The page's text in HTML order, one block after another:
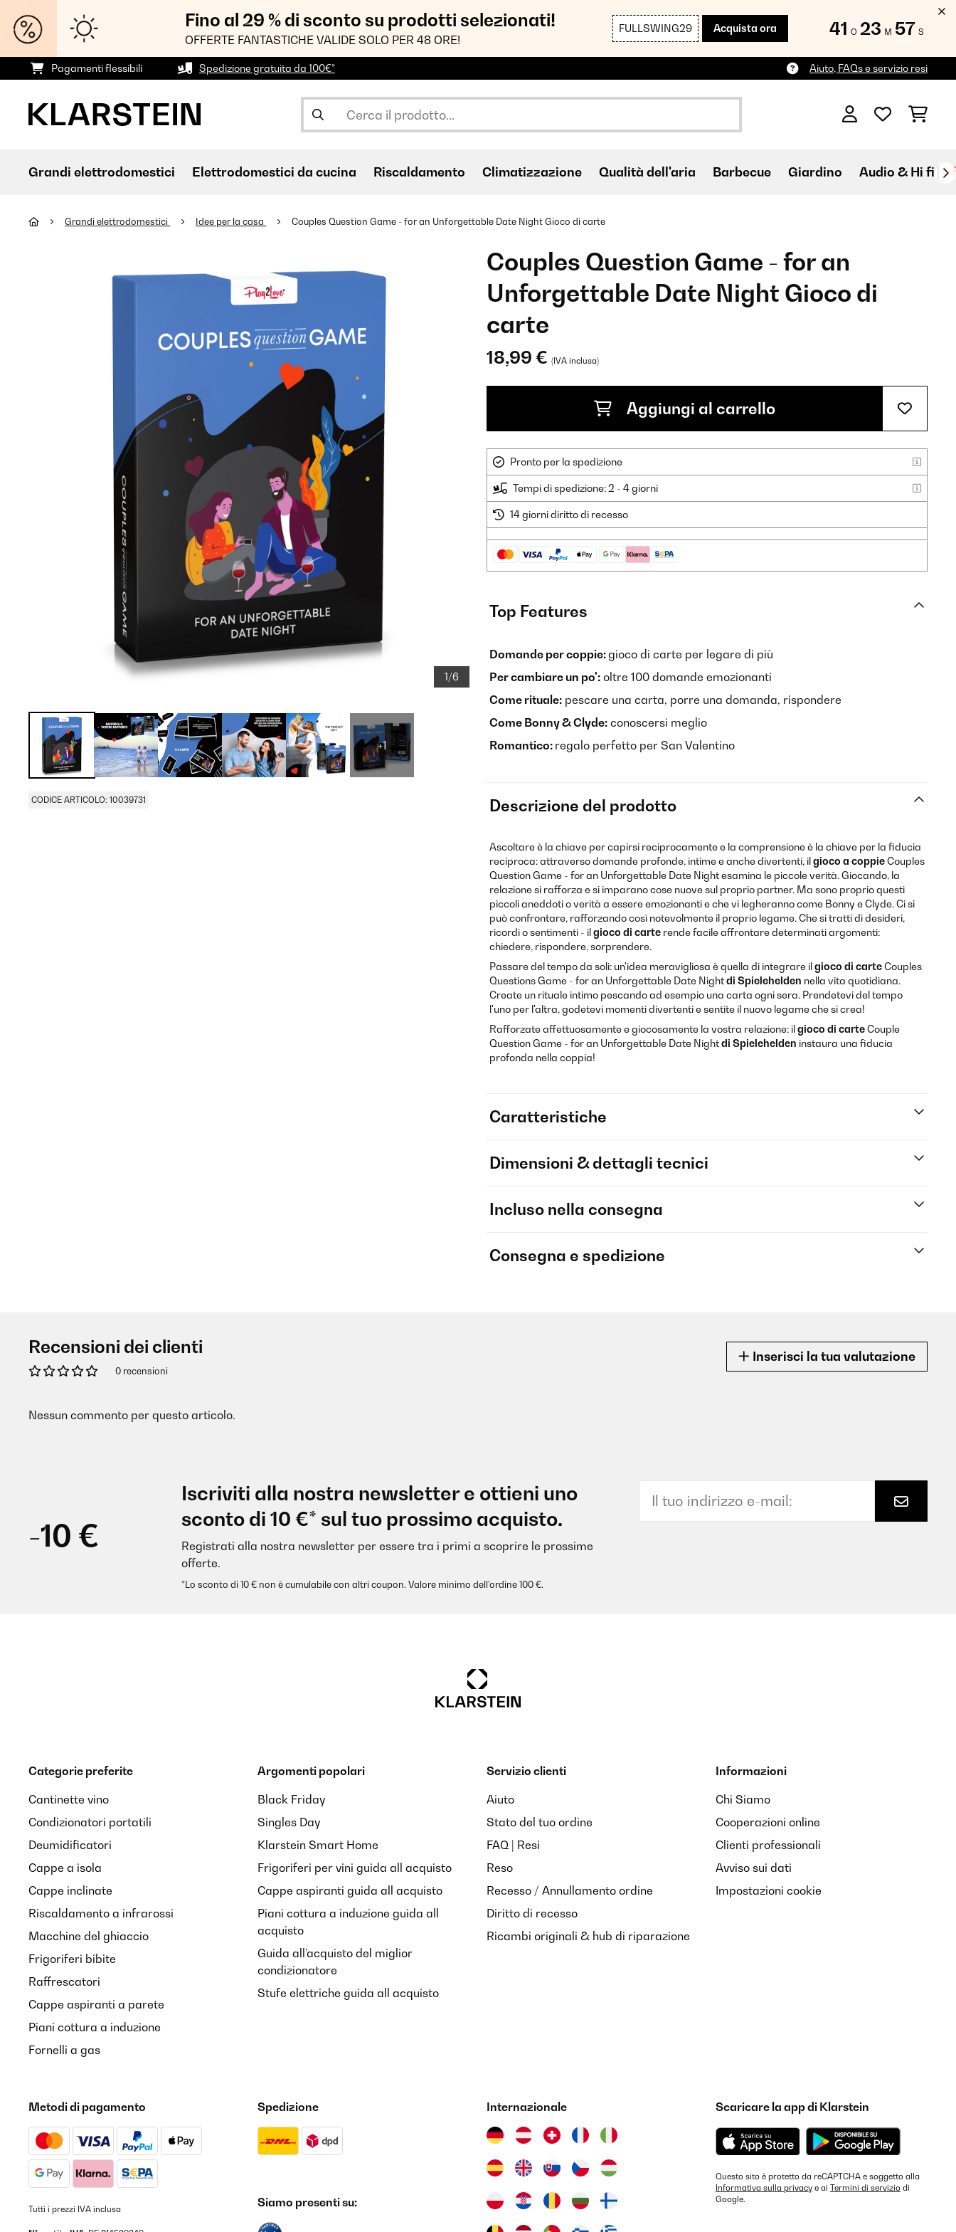
Fino al 29 % di sconto su prodotti selezionati!
OFFERTE FANTASTICHE VALIDE SOLO PER 48 ORE!
FULLSWING29 Acquista ora 41 O 23 M 56 S
Pagamenti flessibili Spedizione gratuita da 100€* Aiuto, FAQs e servizio resi
Grandi elettrodomestici Elettrodomestici da cucina Riscaldamento Climatizzazione Qualità dell'aria Barbecue Giardino Audio & Hi fi
Grandi elettrodomestici Idee per la casa Couples Question Game - for an Unforgettable Date Night Gioco di carte
1/6
+1
CODICE ARTICOLO: 10039731
Couples Question Game - for an
Unforgettable Date Night Gioco di
carte
18,99 € (IVA inclusa)
Aggiungi al carrello
Pronto per la spedizione
Tempi di spedizione: 2 - 4 giorni
14 giorni diritto di recesso
Top Features
Domande per coppie:gioco di carte per legare di più
Per cambiare un po': oltre 100 domande emozionanti
Come rituale: pescare una carta, porre una domanda, rispondere
Come Bonny & Clyde: conoscersi meglio
Romantico: regalo perfetto per San Valentino
Descrizione del prodotto
Ascoltare è la chiave per capirsi reciprocamente e la comprensione è la chiave per la fiducia
reciproca: attraverso domande profonde, intime e anche divertenti, ilgioco a coppieCouples
Question Game - for an Unforgettable Date Night esamina le piccole verità. Giocando, la
relazione si rafforza e si imparano cose nuove sul proprio partner. Ma sono proprio questi
piccoli aneddoti o verità a essere emozionanti e che vi legheranno come Bonny e Clyde. Ci si
può confrontare, rafforzando così notevolmente il proprio legame. Che si tratti di desideri,
ricordi o sentimenti - ilgioco di carte rende facile affrontare determinati argomenti:
chiedere, rispondere, sorprendere.
Passare del tempo da soli: un'idea meravigliosa è quella di integrare ilgioco di carteCouples
Questions Game - for an Unforgettable Date Nightdi Spielehelden nella vita quotidiana.
Create un rituale intimo pescando ad esempio una carta ogni sera. Prendetevi del tempo
l'uno per l'altra, godetevi momenti divertenti e sentite il nuovo legame che si crea!
Rafforzate affettuosamente e giocosamente la vostra relazione: ilgioco di carteCouple
Question Game - for an Unforgettable Date Nightdi Spielehelden instaura una fiducia
profonda nella coppia!
Caratteristiche
Dimensioni & dettagli tecnici
Incluso nella consegna
Consegna e spedizione
Recensioni dei clienti
0 recensioni
Inserisci la tua valutazione
Nessun commento per questo articolo.
-10 €
Iscriviti alla nostra newsletter e ottieni uno
sconto di 10 €* sul tuo prossimo acquisto.
Registrati alla nostra newsletter per essere tra i primi a scoprire le prossime
offerte.
*Lo sconto di 10 € non è cumulabile con altri coupon. Valore minimo dell’ordine 100 €.
Categorie preferite
Cantinette vino
Condizionatori portatili
Deumidificatori
Cappe a isola
Cappe inclinate
Riscaldamento a infrarossi
Macchine del ghiaccio
Frigoriferi bibite
Raffrescatori
Cappe aspiranti a parete
Piani cottura a induzione
Fornelli a gas
Argomenti popolari
Black Friday
Singles Day
Klarstein Smart Home
Frigoriferi per vini guida all acquisto
Cappe aspiranti guida all acquisto
Piani cottura a induzione guida all
acquisto
Guida all’acquisto del miglior
condizionatore
Stufe elettriche guida all acquisto
Servizio clienti
Aiuto
Stato del tuo ordine
FAQ | Resi
Reso
Recesso / Annullamento ordine
Diritto di recesso
Ricambi originali & hub di riparazione
Informazioni
Chi Siamo
Cooperazioni online
Clienti professionali
Avviso sui dati
Impostazioni cookie
Metodi di pagamento
Tutti i prezzi IVA inclusa
Spedizione
Siamo presenti su:
Internazionale Scaricare la app di Klarstein
Questo sito è protetto da reCAPTCHA e soggetto alla
Informativa sulla privacy e ai Termini di servizio di
Google.